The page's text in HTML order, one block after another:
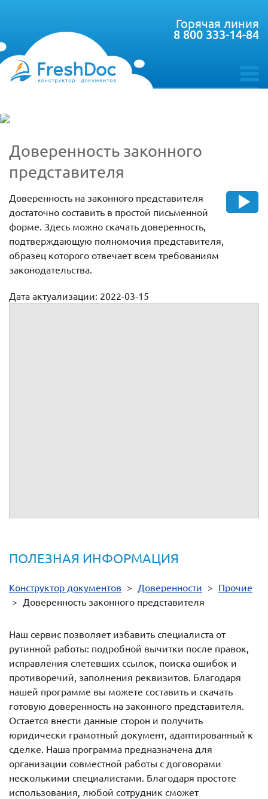
toggle
Горячая линия
8 800 333-14-84
Доверенность законного
представителя
Доверенность на законного представителя
достаточно составить в простой письменной
форме. Здесь можно скачать доверенность,
подтверждающую полномочия представителя,
образец которого отвечает всем требованиям
законодательства.
Дата актуализации: 2022-03-15
ПОЛЕЗНАЯ ИНФОРМАЦИЯ
Конструктор документов > Доверенности > Прочие
> Доверенность законного представителя
Наш сервис позволяет избавить специалиста от
рутинной работы: подробной вычитки после правок,
исправления слетевших ссылок, поиска ошибок и
противоречий, заполнения реквизитов. Благодаря
нашей программе вы можете составить и скачать
готовую доверенность на законного представителя.
Остается внести данные сторон и получить
юридически грамотный документ, адаптированный к
сделке. Наша программа предназначена для
организации совместной работы с договорами
несколькими специалистами. Благодаря простоте
использования, любой сотрудник сможет